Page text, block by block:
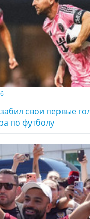
свои первые
по футболу